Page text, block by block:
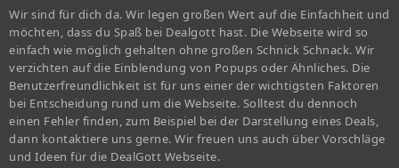
Wir sind für dich da. Wir legen großen Wert auf die Einfachheit und
möchten, dass du Spaß bei Dealgott hast. Die Webseite wird so
einfach wie möglich gehalten ohne großen Schnick Schnack. Wir
verzichten auf die Einblendung von Popups oder Ähnliches. Die
Benutzerfreundlichkeit ist für uns einer der wichtigsten Faktoren
bei Entscheidung rund um die Webseite. Solltest du dennoch
einen Fehler finden, zum Beispiel bei der Darstellung eines Deals,
dann kontaktiere uns gerne. Wir freuen uns auch über Vorschläge
und Ideen für die DealGott Webseite.